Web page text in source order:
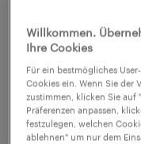
€2,608 pro
veröffentlicht am
Willkommen.
Ihre Cookies
Für ein bestmögliches
Cookies ein. Wenn Sie der
zustimmen, klicken Sie auf
Präferenzen anpassen,
festzulegen, welchen
ablehnen" um nur dem